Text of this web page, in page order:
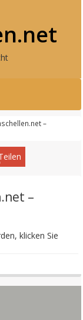
–
–
klicken Sie